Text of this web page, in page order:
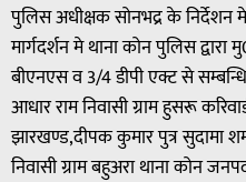
पुलिस अधीक्षक सोनभद्र के निर्देशन
मार्गदर्शन मे थाना कोन पुलिस
बीएनएस व 3/4 डीपी एक्ट से
आधार राम निवासी ग्राम हुसरू
झारखण्ड,दीपक कुमार पुत्र सुदामा
निवासी ग्राम बहुअरा थाना कोन